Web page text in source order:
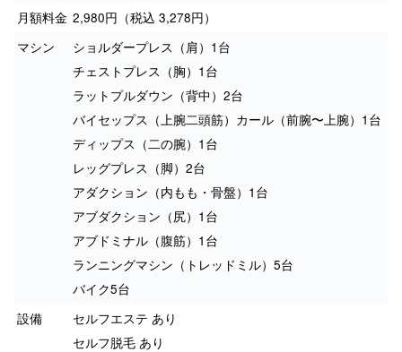
月額料金 2,980円（税込 3,278円）
マシン
ショルダープレス（肩）1台
チェストプレス（胸）1台
ラットプルダウン（背中）2台
バイセップス（上腕二頭筋）カール（前腕〜上腕）1台
ディップス（二の腕）1台
レッグプレス（脚）2台
アダクション（内もも・骨盤）1台
アブダクション（尻）1台
アブドミナル（腹筋）1台
ランニングマシン（トレッドミル）5台
バイク5台
設備
セルフエステ あり
セルフ脱毛 あり